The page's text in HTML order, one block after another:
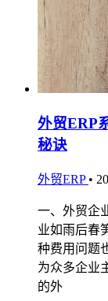
外贸ERP
秘诀
外贸ERP •
一、外贸企
业如雨后春
种费用问题
为众多企业
的外